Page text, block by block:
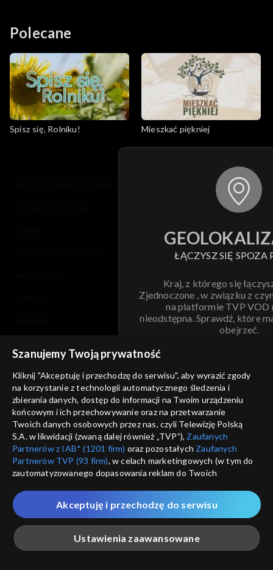
Polecane
Spisz się, Rolniku! Mieszkać piękniej
ŁĄCZYSZ SIĘ SPOZA
Kraj, z którego się
Zjednoczone , w związku z
na platformie TVP VOD
nieodstępna. Sprawdź, które
obejrzeć.
ANULUJ
informacje o dostawcy usług
Szanujemy Twoją prywatność
Kliknij "Akceptuję i przechodzę do serwisu", aby wyrazić zgody
na korzystanie z technologii automatycznego śledzenia i
zbierania danych, dostęp do informacji na Twoim urządzeniu
końcowym i ich przechowywanie oraz na przetwarzanie
Twoich danych osobowych przez nas, czyli Telewizję Polską
S.A. w likwidacji (zwaną dalej również „TVP”), Zaufanych
Partnerów z IAB* (1201 firm) oraz pozostałych Zaufanych
Partnerów TVP (93 firm), w celach marketingowych (w tym do
zautomatyzowanego dopasowania reklam do Twoich
które wskazujemy poniżej, a także zgody na udostępnianie
przez nas identyfikatora PPID do Google.
Twoje dane osobowe zbierane podczas odwiedzania przez
Ciebie naszych
poszczególnych serwisówzwanych dalej
„Portalem”, w tym informacje zapisywane za pomocą
Ustawienia zaawansowane
Akceptuję i przechodzę do serwisu